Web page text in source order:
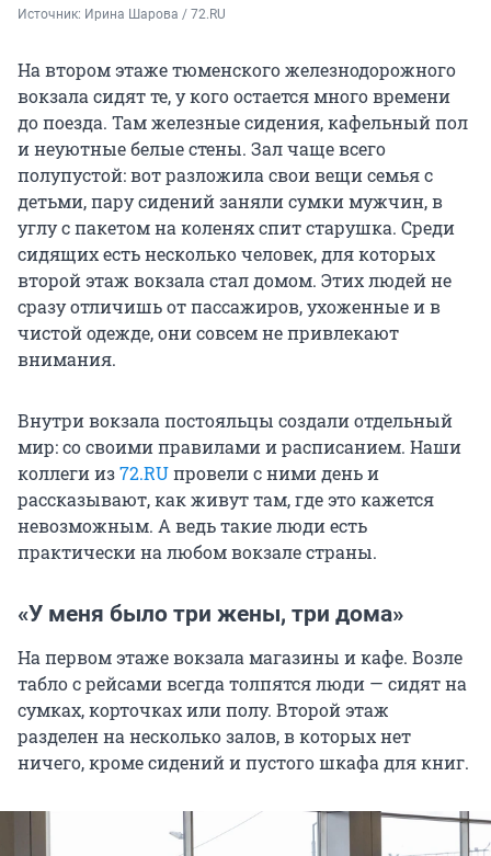
Источник: Ирина Шарова / 72.RU
На втором этаже тюменского железнодорожного
вокзала сидят те, у кого остается много времени
до поезда. Там железные сидения, кафельный пол
и неуютные белые стены. Зал чаще всего
полупустой: вот разложила свои вещи семья с
детьми, пару сидений заняли сумки мужчин, в
углу с пакетом на коленях спит старушка. Среди
сидящих есть несколько человек, для которых
второй этаж вокзала стал домом. Этих людей не
сразу отличишь от пассажиров, ухоженные и в
чистой одежде, они совсем не привлекают
внимания.
Внутри вокзала постояльцы создали отдельный
мир: со своими правилами и расписанием. Наши
коллеги из72.RUпровели с ними день и
рассказывают, как живут там, где это кажется
невозможным. А ведь такие люди есть
практически на любом вокзале страны.
«У меня было три жены, три дома»
На первом этаже вокзала магазины и кафе. Возле
табло с рейсами всегда толпятся люди — сидят на
сумках, корточках или полу. Второй этаж
разделен на несколько залов, в которых нет
ничего, кроме сидений и пустого шкафа для книг.